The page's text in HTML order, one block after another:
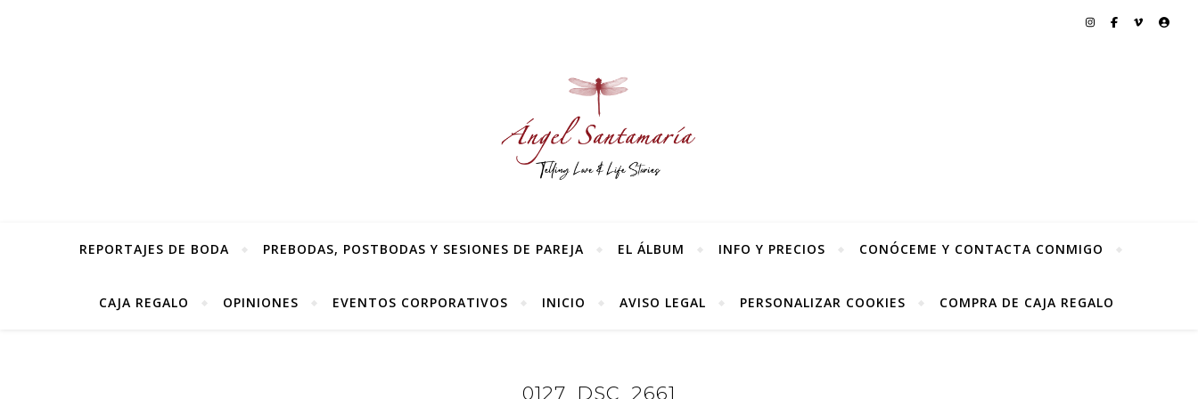
REPORTAJES DE BODA PREBODAS, POSTBODAS Y SESIONES DE PAREJA EL ÁLBUM INFO Y PRECIOS CONÓCEME Y CONTACTA CONMIGO
CAJA REGALO OPINIONES EVENTOS CORPORATIVOS INICIO AVISO LEGAL PERSONALIZAR COOKIES COMPRA DE CAJA REGALO
0127_DSC_2661